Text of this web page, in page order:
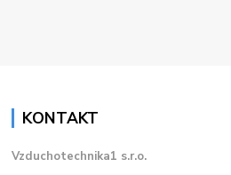
KONTAKT
Vzduchotechnika1 s.r.o.